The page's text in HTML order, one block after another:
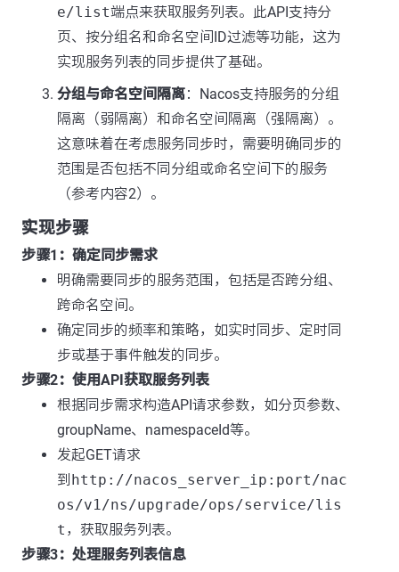
e/list端点来获取服务列表。此API支持分
页、按分组名和命名空间ID过滤等功能，这为
实现服务列表的同步提供了基础。
分组与命名空间隔离：Nacos支持服务的分组
隔离（弱隔离）和命名空间隔离（强隔离）。
这意味着在考虑服务同步时，需要明确同步的
范围是否包括不同分组或命名空间下的服务
（参考内容2）。
实现步骤
步骤1：确定同步需求
明确需要同步的服务范围，包括是否跨分组、
跨命名空间。
确定同步的频率和策略，如实时同步、定时同
步或基于事件触发的同步。
步骤2：使用API获取服务列表
根据同步需求构造API请求参数，如分页参数、
groupName、namespaceId等。
发起GET请求
到 http://nacos_server_ip:port/nac
os/v1/ns/upgrade/ops/service/lis
t ，获取服务列表。
步骤3：处理服务列表信息